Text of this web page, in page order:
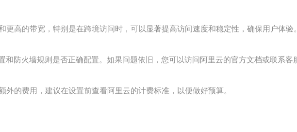
高的带宽，特别是在跨境访问时，可以显著提高访问速度和稳定性，确保用户体验。
防火墙规则是否正确配置。如果问题依旧，您可以访问阿里云的官方文档或联系客
的费用，建议在设置前查看阿里云的计费标准，以便做好预算。